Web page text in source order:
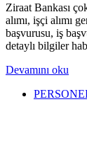
Ziraat Bankası
alımı, işçi alımı
başvurusu, iş
detaylı bilgiler
Devamını oku